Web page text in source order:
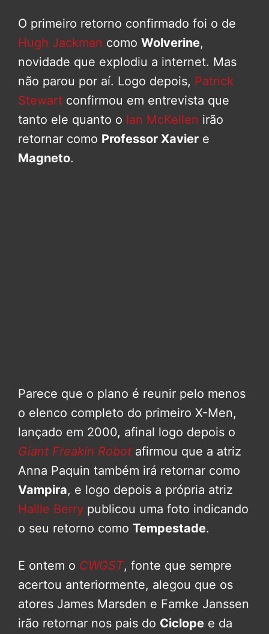
O primeiro retorno confirmado foi o de
Hugh Jackman como Wolverine,
novidade que explodiu a internet. Mas
não parou por aí. Logo depois, Patrick
Stewart confirmou em entrevista que
tanto ele quanto o Ian McKellen irão
retornar como Professor Xavier e
Magneto.
Parece que o plano é reunir pelo menos
o elenco completo do primeiro X-Men,
lançado em 2000, afinal logo depois o
Giant Freakin Robot afirmou que a atriz
Anna Paquin também irá retornar como
Vampira, e logo depois a própria atriz
Hallle Berry publicou uma foto indicando
o seu retorno como Tempestade.
E ontem o CWGST, fonte que sempre
acertou anteriormente, alegou que os
atores James Marsden e Famke Janssen
irão retornar nos pais do Ciclope e da